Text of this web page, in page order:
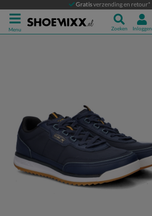
Gratisverzending en retour*
Menu Zoeken Inloggen
Skechers SKX92
Lage sneakers